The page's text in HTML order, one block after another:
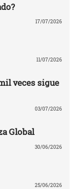
17/07/2026
11/07/2026
veces sigue
03/07/2026
Global
30/06/2026
25/06/2026